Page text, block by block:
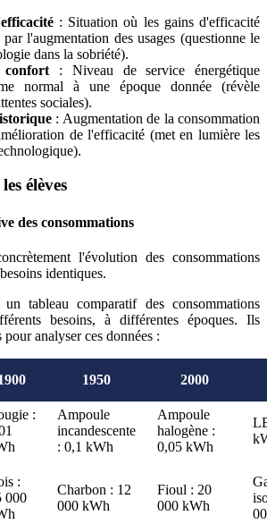
: Situation où les gains d'efficacité
par l'augmentation des usages (questionne le
dans la sobriété).
: Niveau de service énergétique
normal à une époque donnée (révèle
sociales).
: Augmentation de la consommation
de l'efficacité (met en lumière les
élèves
des consommations
l'évolution des consommations
identiques.
tableau comparatif des consommations
besoins, à différentes époques. Ils
analyser ces données :
1950 2000
:
Ampoule
incandescente
: 0,1 kWh
Ampoule
halogène :
0,05 kWh
:
000
Charbon : 12
000 kWh
Fioul : 20
000 kWh